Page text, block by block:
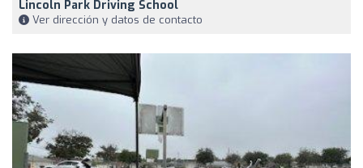
Lincoln Park Driving School
Ver dirección y datos de contacto